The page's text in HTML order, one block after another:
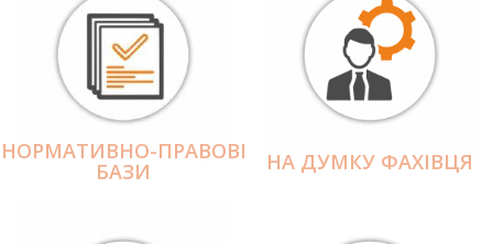
НОРМАТИВНО-ПРАВОВІ
БАЗИ НА ДУМКУ ФАХІВЦЯ